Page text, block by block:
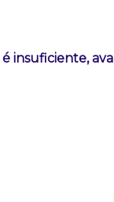
insuficiente,